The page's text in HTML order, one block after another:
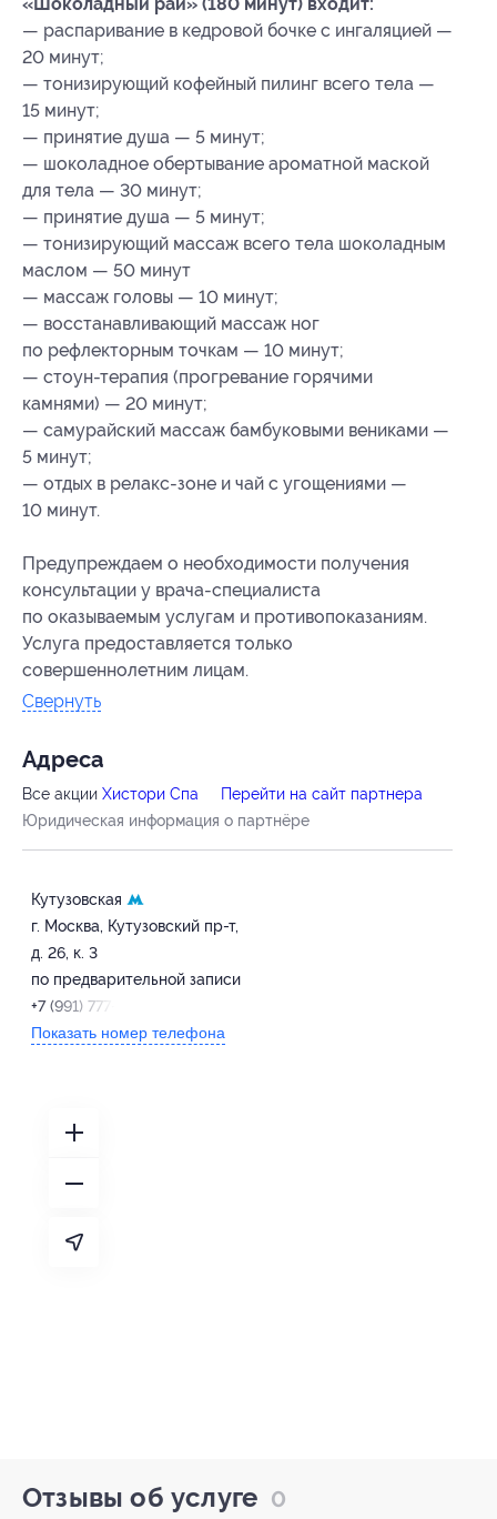
— распаривание в кедровой бочке с ингаляцией —
20 минут;
— тонизирующий кофейный пилинг всего тела —
15 минут;
— принятие душа — 5 минут;
— шоколадное обертывание ароматной маской
для тела — 30 минут;
— принятие душа — 5 минут;
— тонизирующий массаж всего тела шоколадным
маслом — 50 минут
— массаж головы — 10 минут;
— восстанавливающий массаж ног
по рефлекторным точкам — 10 минут;
— стоун-терапия (прогревание горячими
камнями) — 20 минут;
— самурайский массаж бамбуковыми вениками —
5 минут;
— отдых в релакс-зоне и чай с угощениями —
10 минут.
Предупреждаем о необходимости получения
консультации у врача-специалиста
по оказываемым услугам и противопоказаниям.
Услуга предоставляется только
совершеннолетним лицам.
Свернуть
Адресa
Все акции Хистори Спа
Перейти на сайт партнера
Юридическая информация о партнёре
Кутузовская
г. Москва, Кутузовский пр-т,
д. 26, к. 3
по предварительной записи
+7 (991) 777-52-22
Показать номер телефона
Отзывы об услуге 0